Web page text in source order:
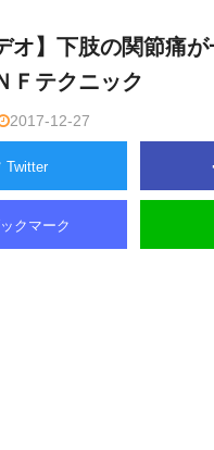
オ】下肢の関節痛
Ｆテクニック
2017-12-27
Twitter
クマーク